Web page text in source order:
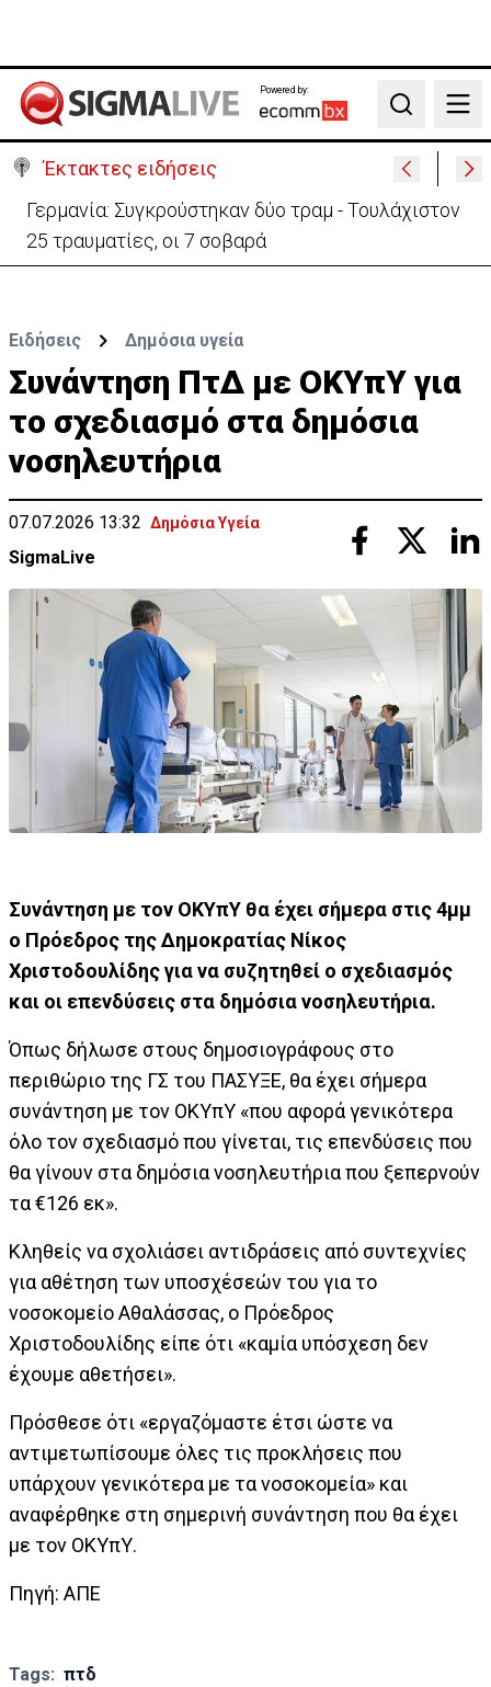
Powered by:
Search
Έκτακτες ειδήσεις
Γερμανία: Συγκρούστηκαν δύο τραμ - Τουλάχιστον
25 τραυματίες, οι 7 σοβαρά
Ειδήσεις Δημόσια υγεία
Συνάντηση ΠτΔ με ΟΚΥπΥ για
το σχεδιασμό στα δημόσια
νοσηλευτήρια
07.07.2026 13:32 Δημόσια Υγεία
SigmaLive
Συνάντηση με τον ΟΚΥπΥ θα έχει σήμερα στις 4μμ
ο Πρόεδρος της Δημοκρατίας Νίκος
Χριστοδουλίδης για να συζητηθεί ο σχεδιασμός
και οι επενδύσεις στα δημόσια νοσηλευτήρια.
Όπως δήλωσε στους δημοσιογράφους στο
περιθώριο της ΓΣ του ΠΑΣΥΞΕ, θα έχει σήμερα
συνάντηση με τον ΟΚΥπΥ «που αφορά γενικότερα
όλο τον σχεδιασμό που γίνεται, τις επενδύσεις που
θα γίνουν στα δημόσια νοσηλευτήρια που ξεπερνούν
τα €126 εκ».
Κληθείς να σχολιάσει αντιδράσεις από συντεχνίες
για αθέτηση των υποσχέσεών του για το
νοσοκομείο Αθαλάσσας, ο Πρόεδρος
Χριστοδουλίδης είπε ότι «καμία υπόσχεση δεν
έχουμε αθετήσει».
Πρόσθεσε ότι «εργαζόμαστε έτσι ώστε να
αντιμετωπίσουμε όλες τις προκλήσεις που
υπάρχουν γενικότερα με τα νοσοκομεία» και
αναφέρθηκε στη σημερινή συνάντηση που θα έχει
με τον ΟΚΥπΥ.
Πηγή: ΑΠΕ
Tags: πτδ